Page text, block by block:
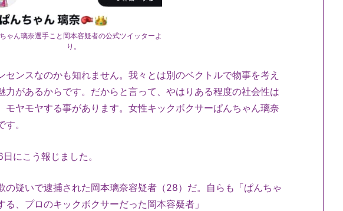
ゃん璃奈選手こと岡本容疑者の公式ツイッターよ
り。
ンスなのかも知れません。我々とは別のベクトルで物事を考え
力があるからです。だからと言って、やはりある程度の社会性は
モヤモヤする事があります。女性キックボクサーぱんちゃん璃奈
。
にこう報じました。
の疑いで逮捕された岡本璃奈容疑者（28）だ。自らも「ぱんちゃ
、プロのキックボクサーだった岡本容疑者」